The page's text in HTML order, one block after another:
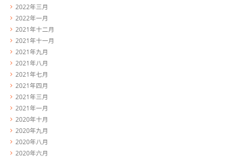
2022年三月
2022年一月
2021年十二月
2021年十一月
2021年九月
2021年八月
2021年七月
2021年四月
2021年三月
2021年一月
2020年十月
2020年九月
2020年八月
2020年六月